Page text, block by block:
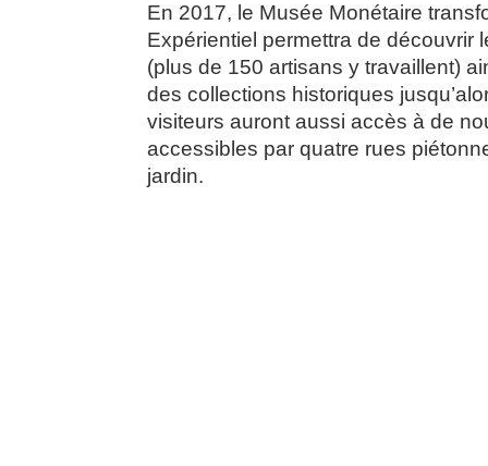
En 2017, le Musée Monétaire
Expérientiel permettra de découvrir
(plus de 150 artisans y travaillent)
des collections historiques
visiteurs auront aussi accès à de
accessibles par quatre rues
jardin.